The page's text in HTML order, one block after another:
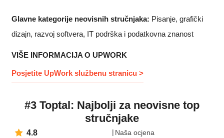
Glavne kategorije neovisnih stručnjaka: Pisanje, grafički
dizajn, razvoj softvera, IT podrška i podatkovna znanost
VIŠE INFORMACIJA O UPWORK
Posjetite UpWork službenu stranicu >
#3 Toptal: Najbolji za neovisne top
stručnjake
4.8 Naša ocjena